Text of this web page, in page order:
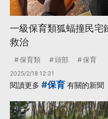
一級保育類狐蝠撞民宅
救治
保育類 頭部 保育
2025/2/18 12:31
閱讀更多 #保育 有關的新聞